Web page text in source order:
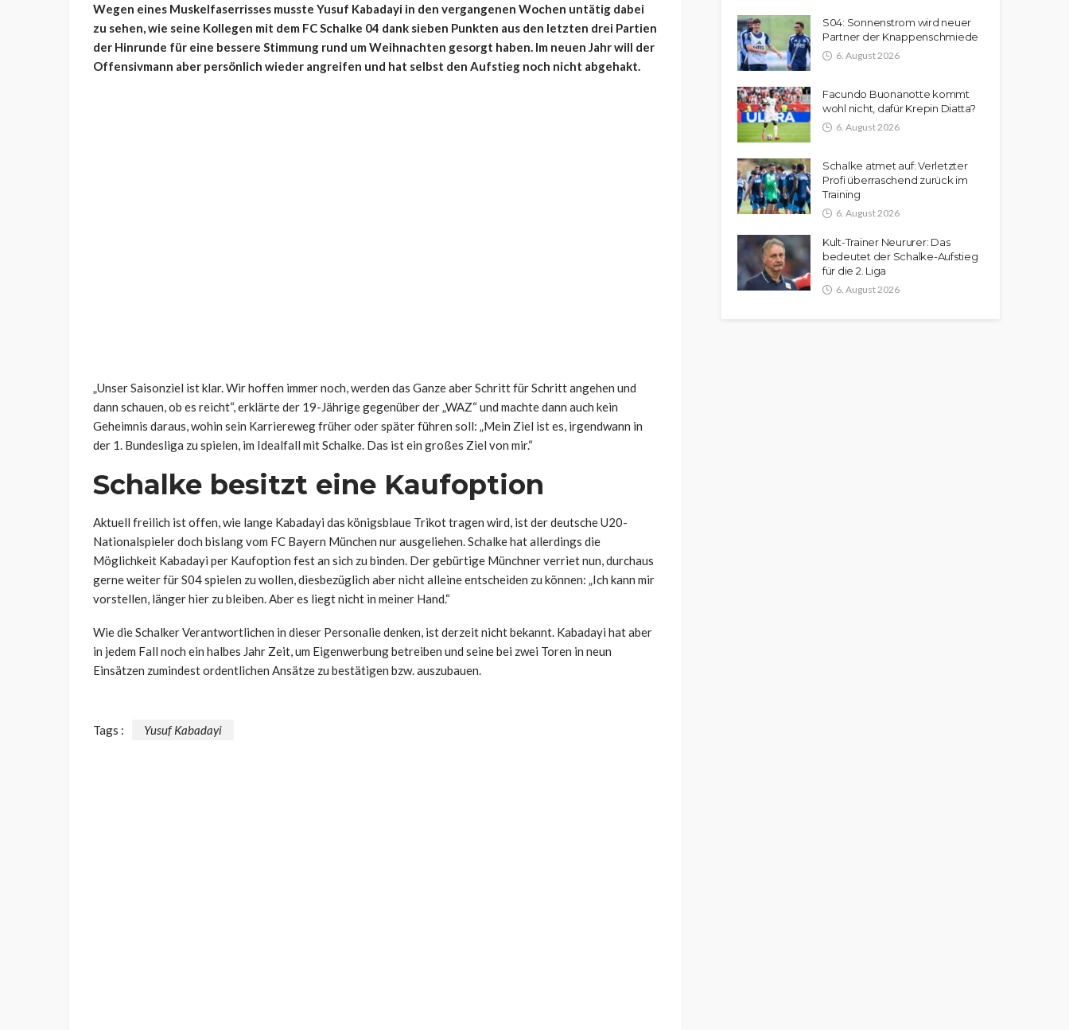
Wegen eines Muskelfaserrisses musste Yusuf Kabadayi in den vergangenen Wochen untätig dabei
zu sehen, wie seine Kollegen mit dem FC Schalke 04 dank sieben Punkten aus den letzten drei Partien
der Hinrunde für eine bessere Stimmung rund um Weihnachten gesorgt haben. Im neuen Jahr will der
Offensivmann aber persönlich wieder angreifen und hat selbst den Aufstieg noch nicht abgehakt.
„Unser Saisonziel ist klar. Wir hoffen immer noch, werden das Ganze aber Schritt für Schritt angehen und
dann schauen, ob es reicht“, erklärte der 19-Jährige gegenüber der „WAZ“ und machte dann auch kein
Geheimnis daraus, wohin sein Karriereweg früher oder später führen soll: „Mein Ziel ist es, irgendwann in
der 1. Bundesliga zu spielen, im Idealfall mit Schalke. Das ist ein großes Ziel von mir.“
Schalke besitzt eine Kaufoption
Aktuell freilich ist offen, wie lange Kabadayi das königsblaue Trikot tragen wird, ist der deutsche U20-
Nationalspieler doch bislang vom FC Bayern München nur ausgeliehen. Schalke hat allerdings die
Möglichkeit Kabadayi per Kaufoption fest an sich zu binden. Der gebürtige Münchner verriet nun, durchaus
gerne weiter für S04 spielen zu wollen, diesbezüglich aber nicht alleine entscheiden zu können: „Ich kann mir
vorstellen, länger hier zu bleiben. Aber es liegt nicht in meiner Hand.“
Wie die Schalker Verantwortlichen in dieser Personalie denken, ist derzeit nicht bekannt. Kabadayi hat aber
in jedem Fall noch ein halbes Jahr Zeit, um Eigenwerbung betreiben und seine bei zwei Toren in neun
Einsätzen zumindest ordentlichen Ansätze zu bestätigen bzw. auszubauen.
Tags : Yusuf Kabadayi
S04: Sonnenstrom wird neuer
Partner der Knappenschmiede
6. August 2026
Facundo Buonanotte kommt
wohl nicht, dafür Krepin Diatta?
6. August 2026
Schalke atmet auf: Verletzter
Profi überraschend zurück im
Training
6. August 2026
Kult-Trainer Neururer: Das
bedeutet der Schalke-Aufstieg
für die 2. Liga
6. August 2026